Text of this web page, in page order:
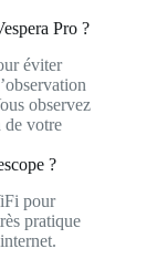
Pro ?
éviter
observez
de votre
?
pour
pratique